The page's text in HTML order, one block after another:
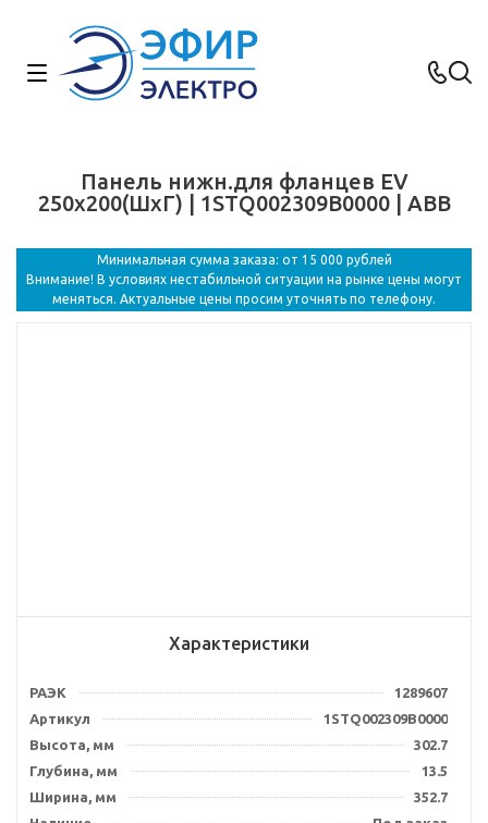
Панель нижн.для фланцев EV
250х200(ШхГ) | 1STQ002309B0000 | ABB
Минимальная сумма заказа: от 15 000 рублей
Внимание! В условиях нестабильной ситуации на рынке цены могут
меняться. Актуальные цены просим уточнять по телефону.
Характеристики
РАЭК
1289607
Артикул
1STQ002309B0000
Высота, мм
302.7
Глубина, мм
13.5
Ширина, мм
352.7